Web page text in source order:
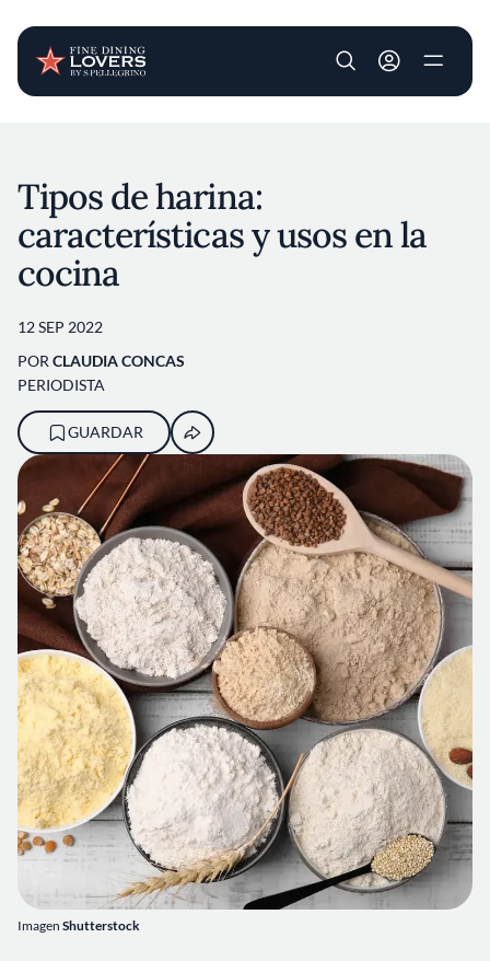
User account
Imagen Shutterstock
Tipos de harina:
características y usos en la
cocina
12 SEP 2022
POR CLAUDIA CONCAS
PERIODISTA
GUARDAR